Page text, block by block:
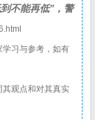
不能再低”，警
习与参考，如有
观点和对其真实